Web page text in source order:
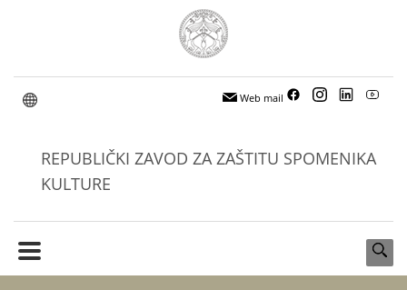
Web mail
REPUBLIČKI ZAVOD ZA ZAŠTITU SPOMENIKA
KULTURE